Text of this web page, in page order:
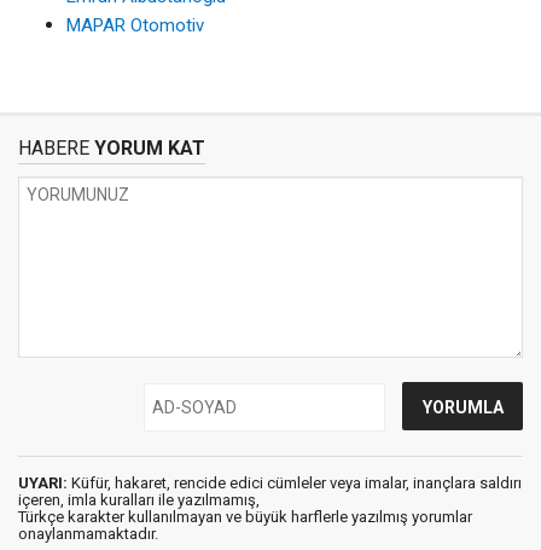
MAPAR Otomotiv
HABERE YORUM KAT
UYARI: Küfür, hakaret, rencide edici cümleler veya imalar, inançlara saldırı
içeren, imla kuralları ile yazılmamış,
Türkçe karakter kullanılmayan ve büyük harflerle yazılmış yorumlar
onaylanmamaktadır.